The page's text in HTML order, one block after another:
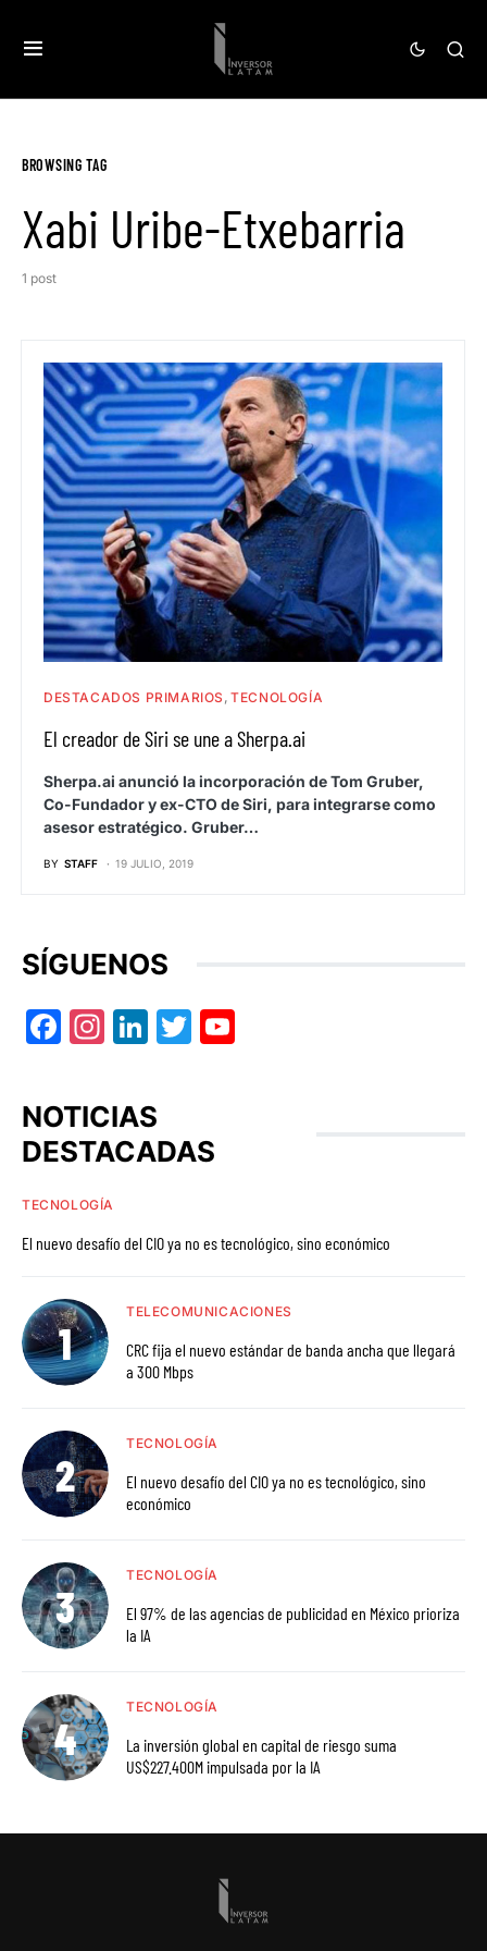
BROWSING TAG
Xabi Uribe-Etxebarria
1 post
DESTACADOS PRIMARIOS TECNOLOGÍA
El creador de Siri se une a Sherpa.ai
Sherpa.ai anunció la incorporación de Tom Gruber,
Co-Fundador y ex-CTO de Siri, para integrarse como
asesor estratégico. Gruber…
BY STAFF 19 JULIO, 2019
SÍGUENOS
Facebook
Instagram
LinkedIn
Twitter
NOTICIAS
DESTACADAS
TECNOLOGÍA
El nuevo desafío del CIO ya no es tecnológico, sino económico
TELECOMUNICACIONES
CRC fija el nuevo estándar de banda ancha que llegará
a 300 Mbps
TECNOLOGÍA
El nuevo desafío del CIO ya no es tecnológico, sino
económico
TECNOLOGÍA
El 97% de las agencias de publicidad en México prioriza
la IA
TECNOLOGÍA
La inversión global en capital de riesgo suma
US$227.400M impulsada por la IA